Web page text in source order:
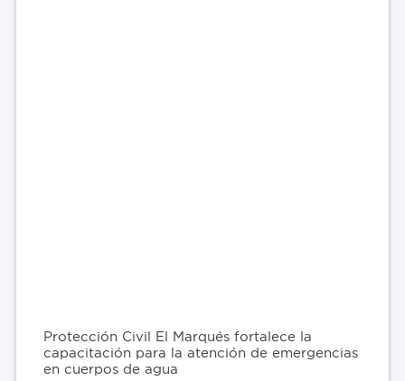
Protección Civil El Marqués fortalece la
capacitación para la atención de emergencias
en cuerpos de agua